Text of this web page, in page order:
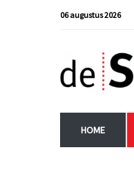
06 augustus 2026
HOME